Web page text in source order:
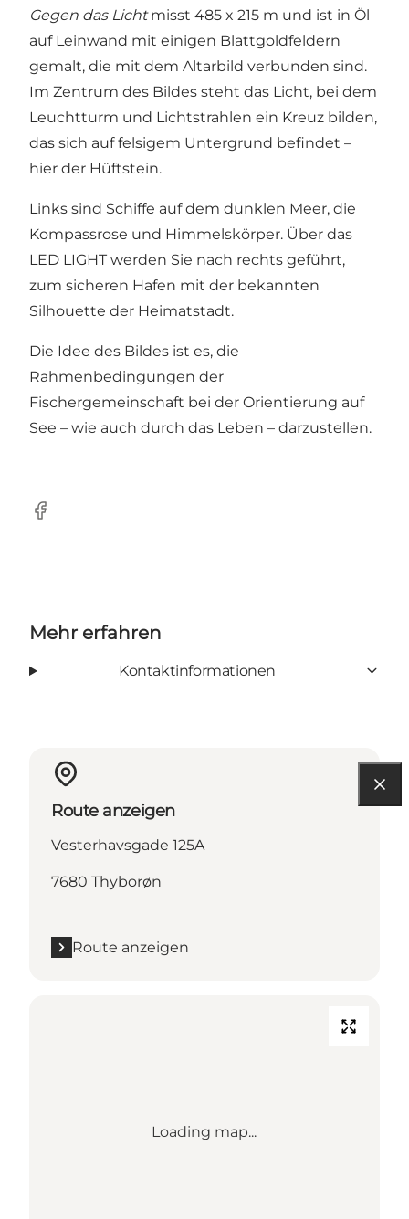
Gegen das Lichtmisst 485 x 215 m und ist in Öl
auf Leinwand mit einigen Blattgoldfeldern
gemalt, die mit dem Altarbild verbunden sind.
Im Zentrum des Bildes steht das Licht, bei dem
Leuchtturm und Lichtstrahlen ein Kreuz bilden,
das sich auf felsigem Untergrund befindet –
hier der Hüftstein.
Links sind Schiffe auf dem dunklen Meer, die
Kompassrose und Himmelskörper. Über das
LED LIGHT werden Sie nach rechts geführt,
zum sicheren Hafen mit der bekannten
Silhouette der Heimatstadt.
Die Idee des Bildes ist es, die
Rahmenbedingungen der
Fischergemeinschaft bei der Orientierung auf
See – wie auch durch das Leben – darzustellen.
Facebook
Mehr erfahren
Kontaktinformationen
Route anzeigen
Vesterhavsgade 125A
7680 Thyborøn
Route anzeigen
Loading map...